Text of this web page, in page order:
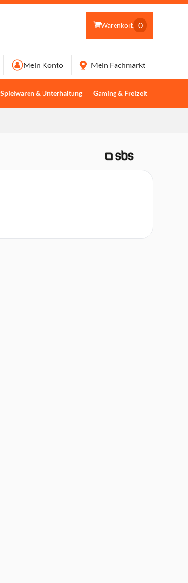
Warenkorb 0
Spielwaren & Unterhaltung Gaming & Freizeit
Mein Konto Mein Fachmarkt